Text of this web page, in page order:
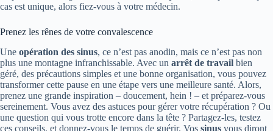
cas est unique, alors fiez-vous à votre médecin.
Prenez les rênes de votre convalescence
Une opération des sinus, ce n’est pas anodin, mais ce n’est pas non
plus une montagne infranchissable. Avec un arrêt de travail bien
géré, des précautions simples et une bonne organisation, vous pouvez
transformer cette pause en une étape vers une meilleure santé. Alors,
prenez une grande inspiration – doucement, hein ! – et préparez-vous
sereinement. Vous avez des astuces pour gérer votre récupération ? Ou
une question qui vous trotte encore dans la tête ? Partagez-les, testez
ces conseils, et donnez-vous le temps de guérir. Vos sinus vous diront